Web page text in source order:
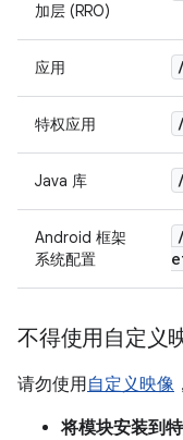
加层 (RRO)
应用 /
特权应用 /
Java 库 /
Android 框架
系统配置
/
不得使用自定义
请勿使用自定义映像
将模块安装到